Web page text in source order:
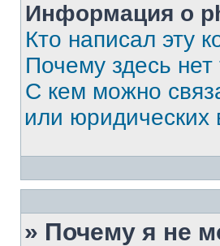
Информация о
Кто написал эту
Почему здесь
С кем можно
или юридических
» Почему я не